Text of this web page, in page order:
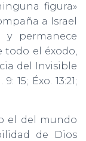
figura»
a Israel
y permanece
todo el éxodo,
del Invisible
15; Éxo. 13:21;
el del mundo
de Dios